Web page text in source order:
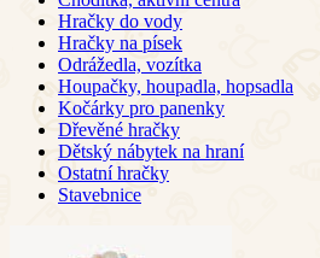
Hračky do vody
Hračky na písek
Odrážedla, vozítka
Houpačky, houpadla, hopsadla
Kočárky pro panenky
Dřevěné hračky
Dětský nábytek na hraní
Ostatní hračky
Stavebnice